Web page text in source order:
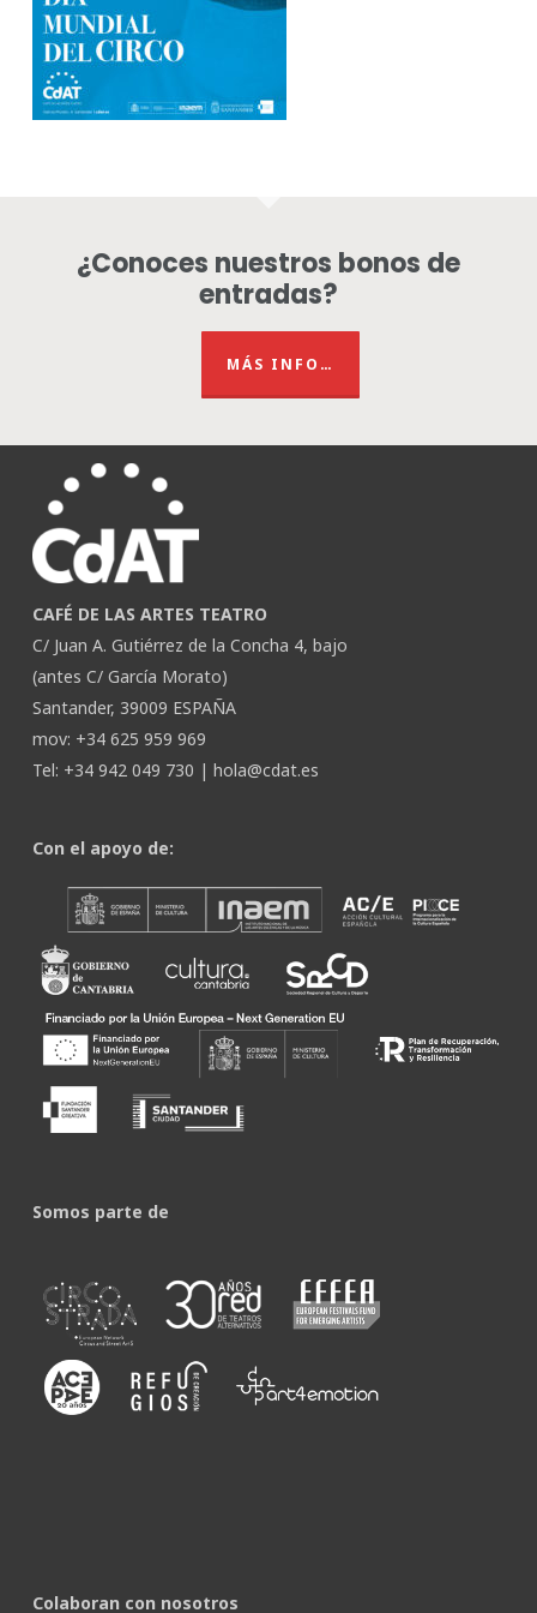
¿Conoces nuestros bonos de
entradas?
MÁS INFO…
CAFÉ DE LAS ARTES TEATRO
C/ Juan A. Gutiérrez de la Concha 4, bajo
(antes C/ García Morato)
Santander, 39009 ESPAÑA
mov: +34 625 959 969
Tel: +34 942 049 730 | hola@cdat.es
Con el apoyo de:
Somos parte de
Colaboran con nosotros